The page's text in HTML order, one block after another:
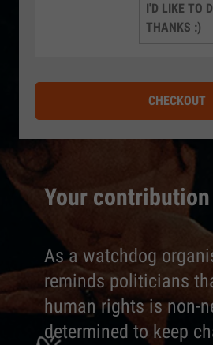
Your
As a watchdog
reminds politicians
human rights is non-
determined to keep
I'D LIKE TO
THANKS :)
CHECKOUT